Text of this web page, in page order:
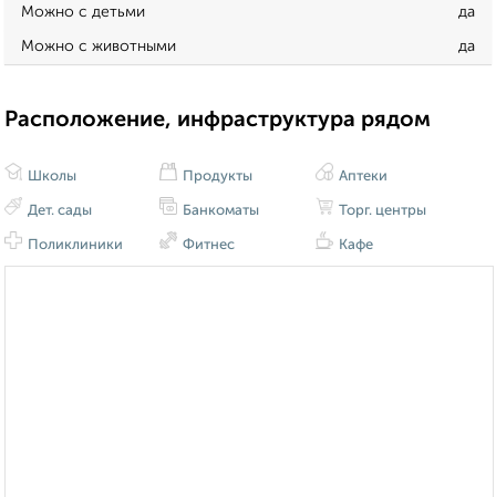
Можно с детьми да
Можно с животными да
Расположение, инфраструктура рядом
Школы
Дет. сады
Поликлиники
Продукты
Банкоматы
Фитнес
Аптеки
Торг. центры
Кафе